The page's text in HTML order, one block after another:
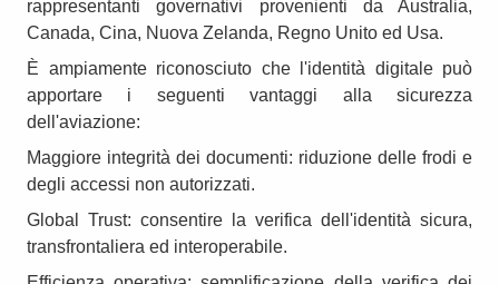
rappresentanti governativi provenienti da Australia,
Canada, Cina, Nuova Zelanda, Regno Unito ed Usa.
È ampiamente riconosciuto che l'identità digitale può
apportare i seguenti vantaggi alla sicurezza
dell'aviazione:
Maggiore integrità dei documenti: riduzione delle frodi e
degli accessi non autorizzati.
Global Trust: consentire la verifica dell'identità sicura,
transfrontaliera ed interoperabile.